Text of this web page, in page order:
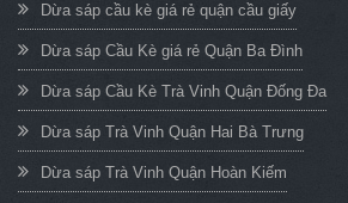
Dừa sáp cầu kè giá rẻ quận cầu giấy
Dừa sáp Cầu Kè giá rẻ Quận Ba Đình
Dừa sáp Cầu Kè Trà Vinh Quận Đống Đa
Dừa sáp Trà Vinh Quận Hai Bà Trưng
Dừa sáp Trà Vinh Quận Hoàn Kiếm